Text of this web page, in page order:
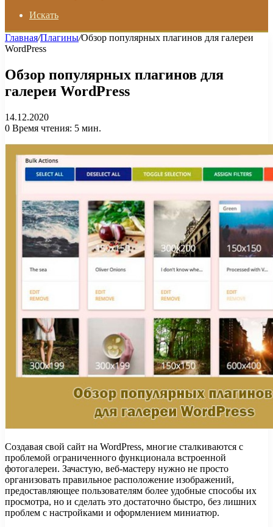
Искать
Главная/Плагины/Обзор популярных плагинов для галереи
WordPress
Обзор популярных плагинов для
галереи WordPress
14.12.2020
0 Время чтения: 5 мин.
Создавая свой сайт на WordPress, многие сталкиваются с
проблемой ограниченного функционала встроенной
фотогалереи. Зачастую, веб-мастеру нужно не просто
организовать правильное расположение изображений,
предоставляющее пользователям более удобные способы их
просмотра, но и сделать это достаточно быстро, без лишних
проблем с настройками и оформлением миниатюр.